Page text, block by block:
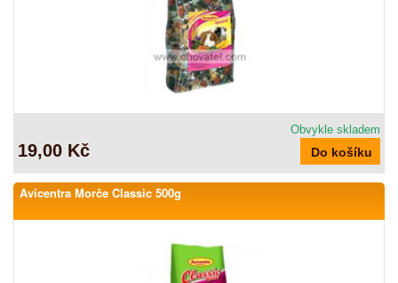
Obvykle skladem
19,00 Kč
Avicentra Morče Classic 500g